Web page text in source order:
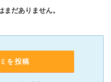
まだありません。
を投稿